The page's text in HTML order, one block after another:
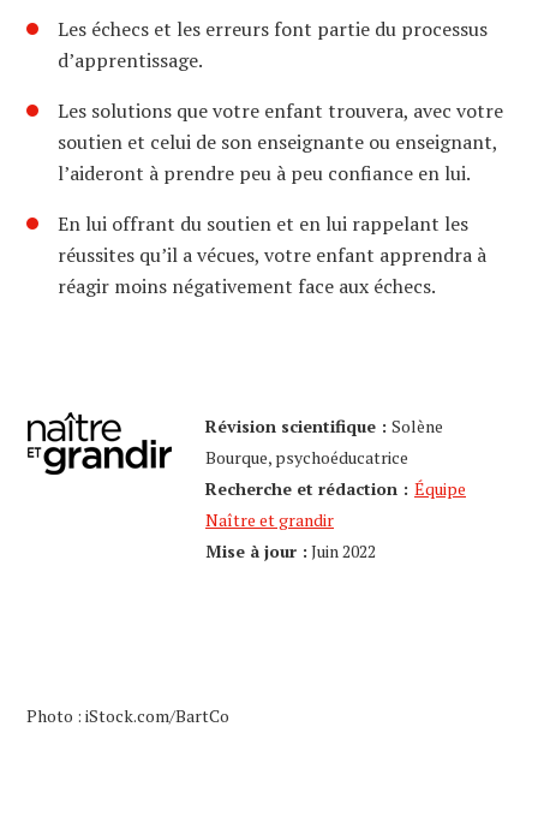
Les échecs et les erreurs font partie du processus
d’apprentissage.
Les solutions que votre enfant trouvera, avec votre
soutien et celui de son enseignante ou enseignant,
l’aideront à prendre peu à peu confiance en lui.
En lui offrant du soutien et en lui rappelant les
réussites qu’il a vécues, votre enfant apprendra à
réagir moins négativement face aux échecs.
Révision scientifique : Solène
Bourque, psychoéducatrice
Recherche et rédaction : Équipe
Naître et grandir
Mise à jour : Juin 2022
Photo : iStock.com/BartCo